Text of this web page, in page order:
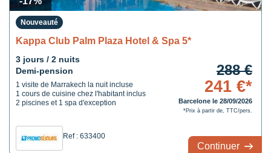
Nouveauté
Kappa Club Palm Plaza Hotel & Spa 5*
3 jours / 2 nuits
Demi-pension
1 visite de Marrakech la nuit incluse
1 cours de cuisine chez l'habitant inclus
2 piscines et 1 spa d'exception
Ref : 633400
288 €
241 €*
Barcelone le 28/09/2026
*Prix à partir de, TTC/pers.
Continuer